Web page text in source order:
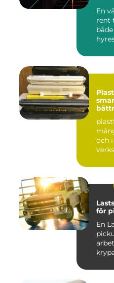
En
rent
och
Lastsläde
för
En